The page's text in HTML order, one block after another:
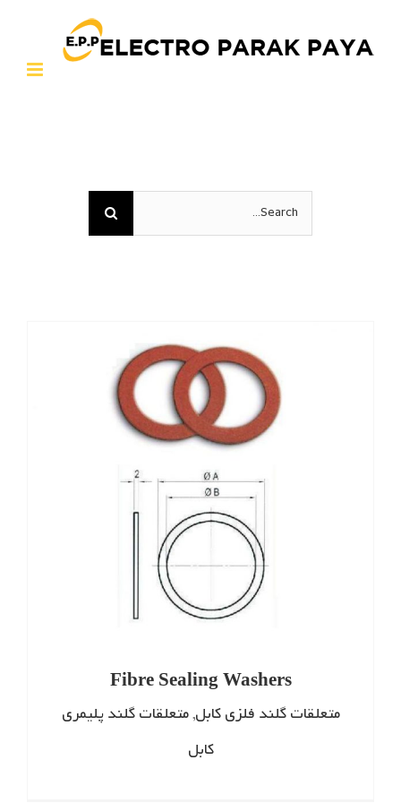
Search
for:
Fibre Sealing Washers
متعلقات گلند فلزی کابل,متعلقات گلند پلیمری
کابل